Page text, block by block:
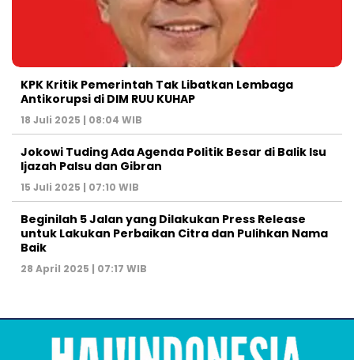
KPK Kritik Pemerintah Tak Libatkan Lembaga
Antikorupsi di DIM RUU KUHAP
18 Juli 2025 | 08:04 WIB
Jokowi Tuding Ada Agenda Politik Besar di Balik Isu
Ijazah Palsu dan Gibran
15 Juli 2025 | 07:10 WIB
Beginilah 5 Jalan yang Dilakukan Press Release
untuk Lakukan Perbaikan Citra dan Pulihkan Nama
Baik
28 April 2025 | 07:17 WIB